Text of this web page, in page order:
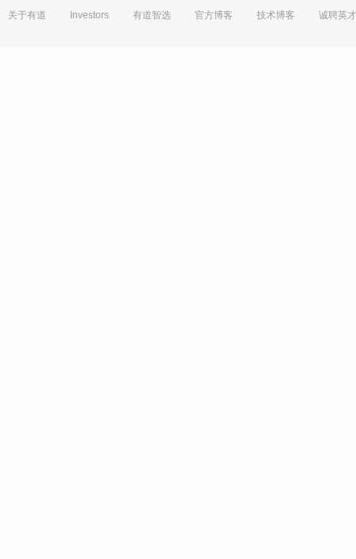
关于有道 Investors 有道智选 官方博客 技术博客 诚聘英才